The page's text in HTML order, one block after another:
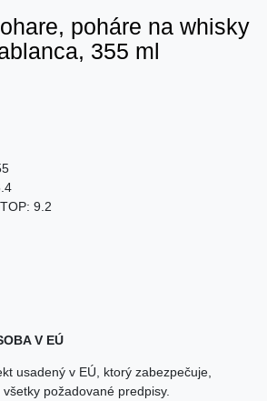
poháre na whisky
355 ml
9.2
V EÚ
usadený v EÚ, ktorý zabezpečuje,
požadované predpisy.